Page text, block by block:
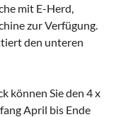
mit E-Herd,
zur Verfügung.
den unteren
können Sie den 4 x
April bis Ende